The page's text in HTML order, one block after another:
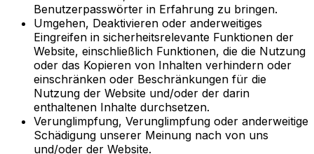
Benutzerpasswörter in Erfahrung zu bringen.
Umgehen, Deaktivieren oder anderweitiges
Eingreifen in sicherheitsrelevante Funktionen der
Website, einschließlich Funktionen, die die Nutzung
oder das Kopieren von Inhalten verhindern oder
einschränken oder Beschränkungen für die
Nutzung der Website und/oder der darin
enthaltenen Inhalte durchsetzen.
Verunglimpfung, Verunglimpfung oder anderweitige
Schädigung unserer Meinung nach von uns
und/oder der Website.